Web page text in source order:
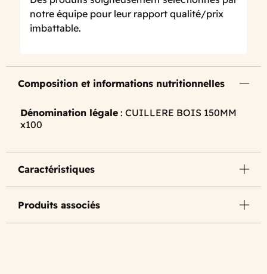
notre équipe pour leur rapport qualité/prix
imbattable.
Composition et informations nutritionnelles
Dénomination légale : CUILLERE BOIS 150MM
x100
Caractéristiques
Produits associés